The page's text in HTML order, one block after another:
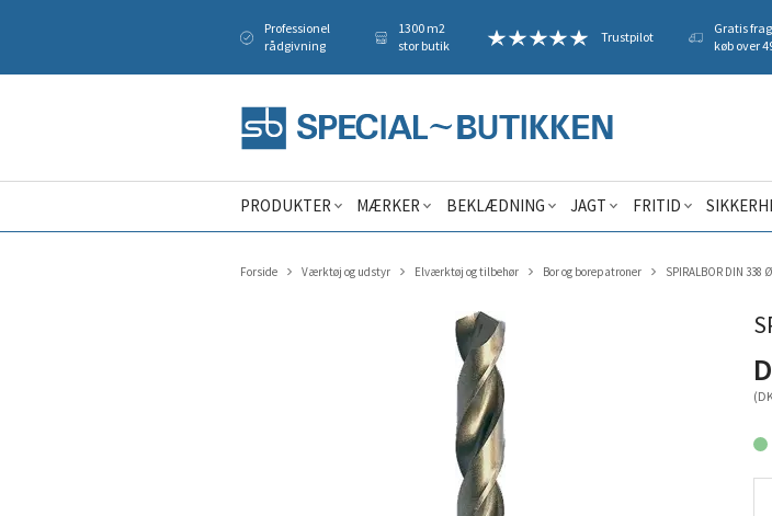
Professionel
rådgivning
1300 m2
stor butik
Trustpilot
Gratis
køb over
PRODUKTER MÆRKER BEKLÆDNING JAGT FRITID
Forside Værktøj og udstyr Elværktøj og tilbehør Bor og borepatroner SPIRALBOR DIN 338